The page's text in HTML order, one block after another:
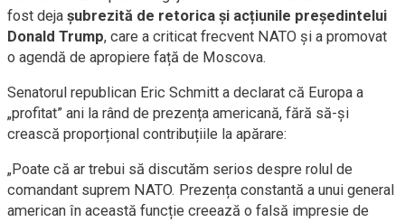
fost deja șubrezită de retorica și acțiunile președintelui
Donald Trump, care a criticat frecvent NATO și a promovat
o agendă de apropiere față de Moscova.
Senatorul republican Eric Schmitt a declarat că Europa a
„profitat” ani la rând de prezența americană, fără să-și
crească proporțional contribuțiile la apărare:
„Poate că ar trebui să discutăm serios despre rolul de
comandant suprem NATO. Prezența constantă a unui general
american în această funcție creează o falsă impresie de